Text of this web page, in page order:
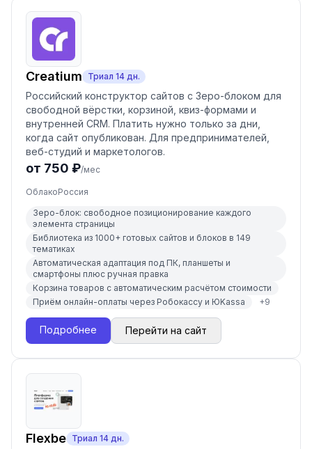
Creatium Триал 14 дн.
Российский конструктор сайтов с Зеро-блоком для
свободной вёрстки, корзиной, квиз-формами и
внутренней CRM. Платить нужно только за дни,
когда сайт опубликован. Для предпринимателей,
веб-студий и маркетологов.
от 750 ₽/мес
ОблакоРоссия
Зеро-блок: свободное позиционирование каждого
элемента страницы
Библиотека из 1000+ готовых сайтов и блоков в 149
тематиках
Автоматическая адаптация под ПК, планшеты и
смартфоны плюс ручная правка
Корзина товаров с автоматическим расчётом стоимости
Приём онлайн-оплаты через Робокассу и ЮKassa
+9
Подробнее Перейти на сайт
Flexbe Триал 14 дн.